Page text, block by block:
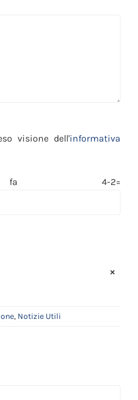
visione dell'informativa
fa 4-2=
×
, Notizie Utili